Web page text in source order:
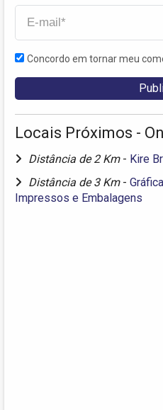
Concordo em tornar meu
Locais Próximos -
Distância de 2 Km - Kire
Distância de 3 Km -
Impressos e Embalagens